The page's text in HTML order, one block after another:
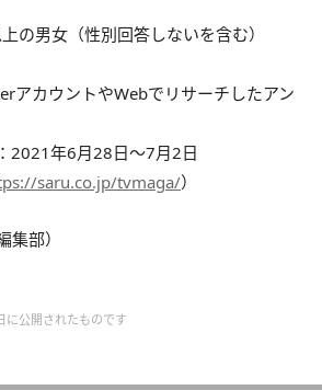
の男女（性別回答しないを含む）
アカウントやWebでリサーチしたアン
2021年6月28日〜7月2日
saru.co.jp/tvmaga/）
集部）
に公開されたものです